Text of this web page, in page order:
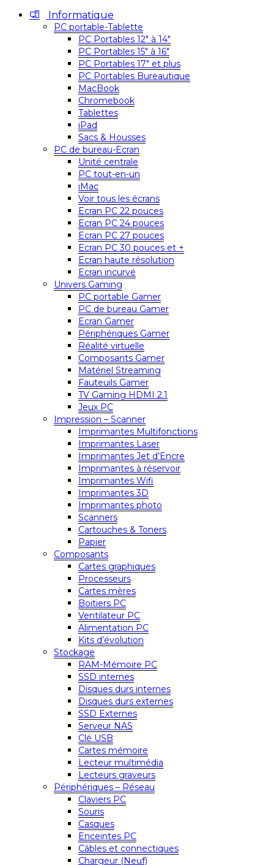
Informatique
PC portable-Tablette
PC Portables 12″ à 14″
PC Portables 15″ à 16″
PC Portables 17″ et plus
PC Portables Bureautique
MacBook
Chromebook
Tablettes
iPad
Sacs & Housses
PC de bureau-Ecran
Unité centrale
PC tout-en-un
iMac
Voir tous les écrans
Ecran PC 22 pouces
Ecran PC 24 pouces
Ecran PC 27 pouces
Ecran PC 30 pouces et +
Ecran haute résolution
Ecran incurvé
Univers Gaming
PC portable Gamer
PC de bureau Gamer
Ecran Gamer
Périphériques Gamer
Réalité virtuelle
Composants Gamer
Matériel Streaming
Fauteuils Gamer
TV Gaming HDMI 2.1
Jeux PC
Impression – Scanner
Imprimantes Multifonctions
Imprimantes Laser
Imprimantes Jet d’Encre
Imprimantes à réservoir
Imprimantes Wifi
Imprimantes 3D
Imprimantes photo
Scanners
Cartouches & Toners
Papier
Composants
Cartes graphiques
Processeurs
Cartes mères
Boitiers PC
Ventilateur PC
Alimentation PC
Kits d’évolution
Stockage
RAM-Mémoire PC
SSD internes
Disques durs internes
Disques durs externes
SSD Externes
Serveur NAS
Clé USB
Cartes mémoire
Lecteur multimédia
Lecteurs graveurs
Périphériques – Réseau
Claviers PC
Souris
Casques
Enceintes PC
Câbles et connectiques
Chargeur (Neuf)